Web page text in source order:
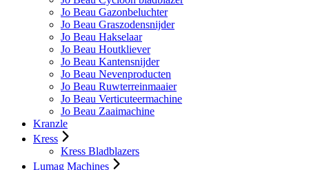
Jo Beau Gazonbeluchter
Jo Beau Graszodensnijder
Jo Beau Hakselaar
Jo Beau Houtkliever
Jo Beau Kantensnijder
Jo Beau Nevenproducten
Jo Beau Ruwterreinmaaier
Jo Beau Verticuteermachine
Jo Beau Zaaimachine
Kranzle
Kress
Kress Bladblazers
Lumag Machines